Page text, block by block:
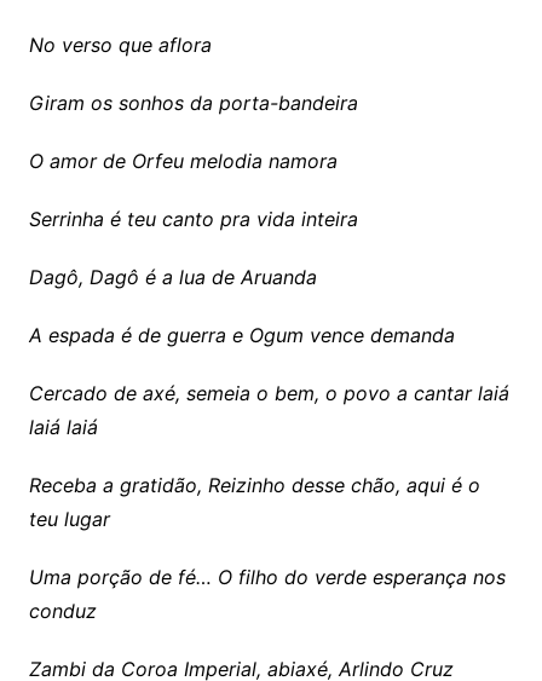
No verso que aflora
Giram os sonhos da porta-bandeira
O amor de Orfeu melodia namora
Serrinha é teu canto pra vida inteira
Dagô, Dagô é a lua de Aruanda
A espada é de guerra e Ogum vence demanda
Cercado de axé, semeia o bem, o povo a cantar laiá
laiá laiá
Receba a gratidão, Reizinho desse chão, aqui é o
teu lugar
Uma porção de fé… O filho do verde esperança nos
conduz
Zambi da Coroa Imperial, abiaxé, Arlindo Cruz